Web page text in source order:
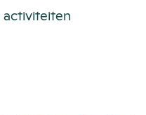
activiteiten